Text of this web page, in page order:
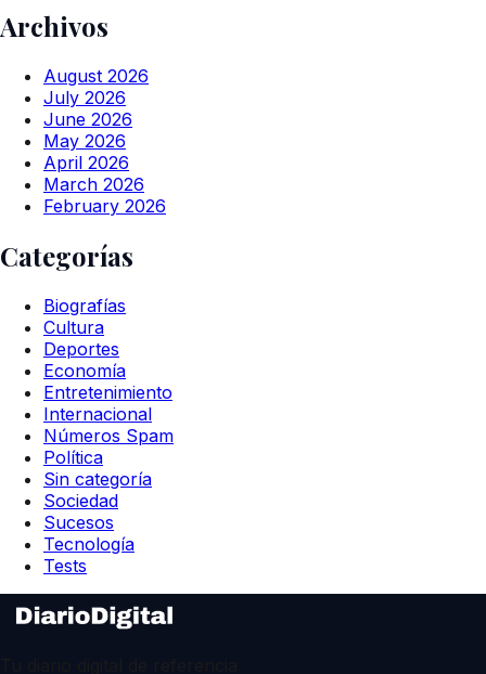
Archivos
August 2026
July 2026
June 2026
May 2026
April 2026
March 2026
February 2026
Categorías
Biografías
Cultura
Deportes
Economía
Entretenimiento
Internacional
Números Spam
Política
Sin categoría
Sociedad
Sucesos
Tecnología
Tests